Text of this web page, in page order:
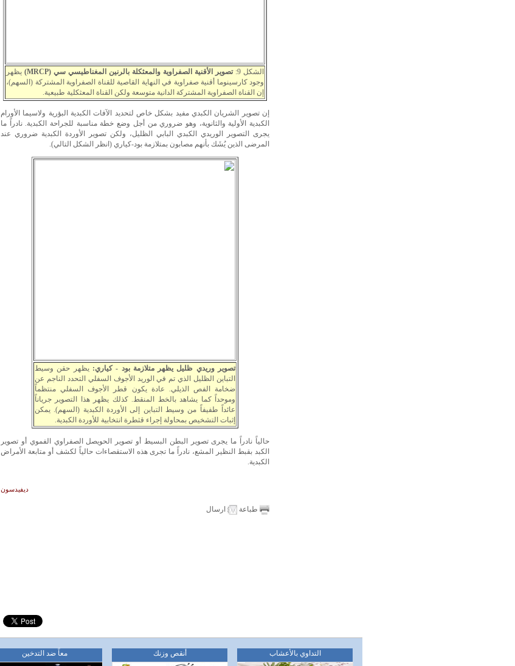
الشكل 9: تصوير الأقنية الصفراوية والمعثكلة بالرنين المغناطيسي سي (MRCP)
يظهر
وجود كارسينوما أقنية صفراوية في النهاية القاصية للقناة الصفراوية المشتركة (السهم)،
إن القناة الصفراوية المشتركة الدانية متوسعة ولكن القناة المعثكلية طبيعية.
إن تصوير الشريان الكبدي مفيد بشكل خاص لتحديد الآفات الكبدية البؤرية ولاسيما الأورام
الكبدية الأولية والثانوية، وهو ضروري من أجل وضع خطة مناسبة للجراحة الكبدية. نادراً ما
يجرى التصوير الوريدي الكبدي البابي الظليل، ولكن تصوير الأوردة الكبدية ضروري عند
المرضى الذين يُشَك بأنهم مصابون بمتلازمة بود-كياري (انظر الشكل التالي).
تصوير وريدي ظليل يظهر متلازمة بود - كياري:يظهر حقن وسيط
التباين الظليل الذي تم في الوريد الأجوف السفلي التحدد الناجم عن
ضخامة الفص الذيلي. عادة يكون قطر الأجوف السفلي منتظماً
وموحداً كما يشاهد بالخط المنقط. كذلك يظهر هذا التصوير جرياناً
عائداً طفيفاً من وسيط التباين إلى الأوردة الكبدية (السهم). يمكن
إثبات التشخيص بمحاولة إجراء قثطرة انتخابية للأوردة الكبدية.
حالياً نادراً ما يجرى تصوير البطن البسيط أو تصوير الحويصل الصفراوي الفموي أو تصوير
الكبد بقبط النظير المشع، نادراً ما تجرى هذه الاستقصاءات حالياً لكشف أو متابعة الأمراض
الكبدية.
ديفيدسون
طباعة ارسال
معاً ضد التدخين أنقص وزنك التداوي بالأعشاب